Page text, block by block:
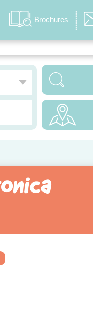
Brochures